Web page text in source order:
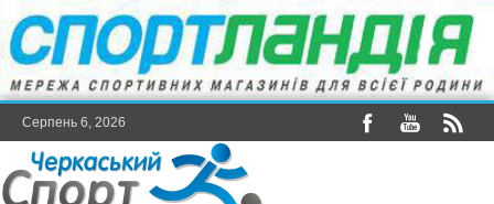
Серпень 6, 2026